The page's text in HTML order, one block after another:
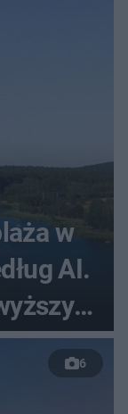
w
AI.
6